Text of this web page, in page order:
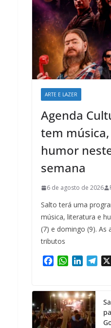
ARTE E LAZER
Agenda
tem
humor
semana
6 de agosto de 2026
Salto terá uma
música, literatura e
(7) e domingo (9). As
tributos
e
b
o
o
W
t
s
A
p
k
e
d